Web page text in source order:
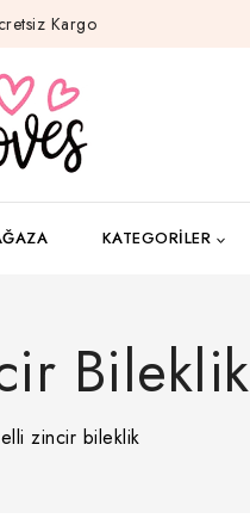
Kargo
KATEGORILER
Bileklik
zincir bileklik